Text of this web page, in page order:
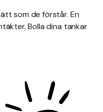
som de förstår. En
Bolla dina tankar